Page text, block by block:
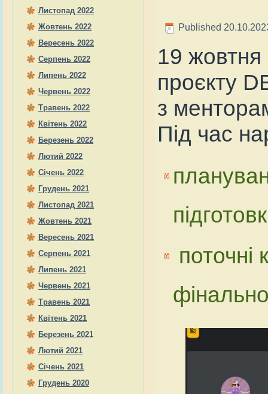
Листопад 2022
Жовтень 2022
Вересень 2022
Серпень 2022
Липень 2022
Червень 2022
Травень 2022
Квітень 2022
Березень 2022
Лютий 2022
Січень 2022
Грудень 2021
Листопад 2021
Жовтень 2021
Вересень 2021
Серпень 2021
Липень 2021
Червень 2021
Травень 2021
Квітень 2021
Березень 2021
Лютий 2021
Січень 2021
Грудень 2020
Published
19 жовтня
проєкту
з
Під час
поточні